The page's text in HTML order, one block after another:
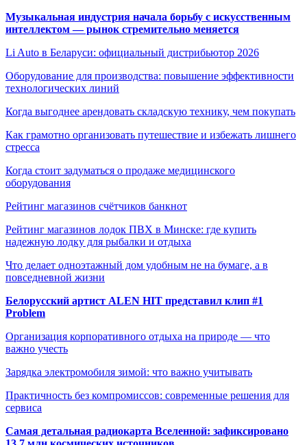
Музыкальная индустрия начала борьбу с искусственным
интеллектом — рынок стремительно меняется
Li Auto в Беларуси: официальный дистрибьютор 2026
Оборудование для производства: повышение эффективности
технологических линий
Когда выгоднее арендовать складскую технику, чем покупать
Как грамотно организовать путешествие и избежать лишнего
стресса
Когда стоит задуматься о продаже медицинского
оборудования
Рейтинг магазинов счётчиков банкнот
Рейтинг магазинов лодок ПВХ в Минске: где купить
надежную лодку для рыбалки и отдыха
Что делает одноэтажный дом удобным не на бумаге, а в
повседневной жизни
Белорусский артист ALEN HIT представил клип #1
Problem
Организация корпоративного отдыха на природе — что
важно учесть
Зарядка электромобиля зимой: что важно учитывать
Практичность без компромиссов: современные решения для
сервиса
Самая детальная радиокарта Вселенной: зафиксировано